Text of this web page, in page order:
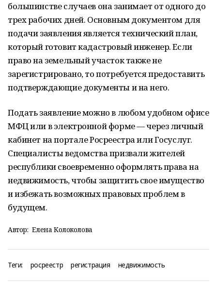
большинстве случаев она занимает от одного до
трех рабочих дней. Основным документом для
подачи заявления является технический план,
который готовит кадастровый инженер. Если
право на земельный участок также не
зарегистрировано, то потребуется предоставить
подтверждающие документы и на него.
Подать заявление можно в любом удобном офисе
МФЦ или в электронной форме — через личный
кабинет на портале Росреестра или Госуслуг.
Специалисты ведомства призвали жителей
республики своевременно оформлять права на
недвижимость, чтобы защитить свое имущество
и избежать возможных правовых проблем в
будущем.
Автор: Елена Колоколова
Теги: росреестр регистрация недвижимость